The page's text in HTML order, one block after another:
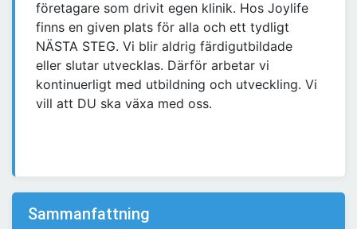
företagare som drivit egen klinik. Hos Joylife
finns en given plats för alla och ett tydligt
NÄSTA STEG. Vi blir aldrig färdigutbildade
eller slutar utvecklas. Därför arbetar vi
kontinuerligt med utbildning och utveckling. Vi
vill att DU ska växa med oss.
Sammanfattning